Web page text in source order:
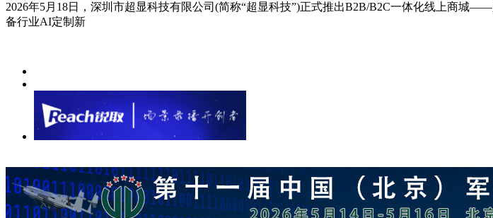
2026年5月18日，深圳市超显科技有限公司(简称“超显科技”)正式推出B2B/B2C一体化线上商
备行业AI定制新